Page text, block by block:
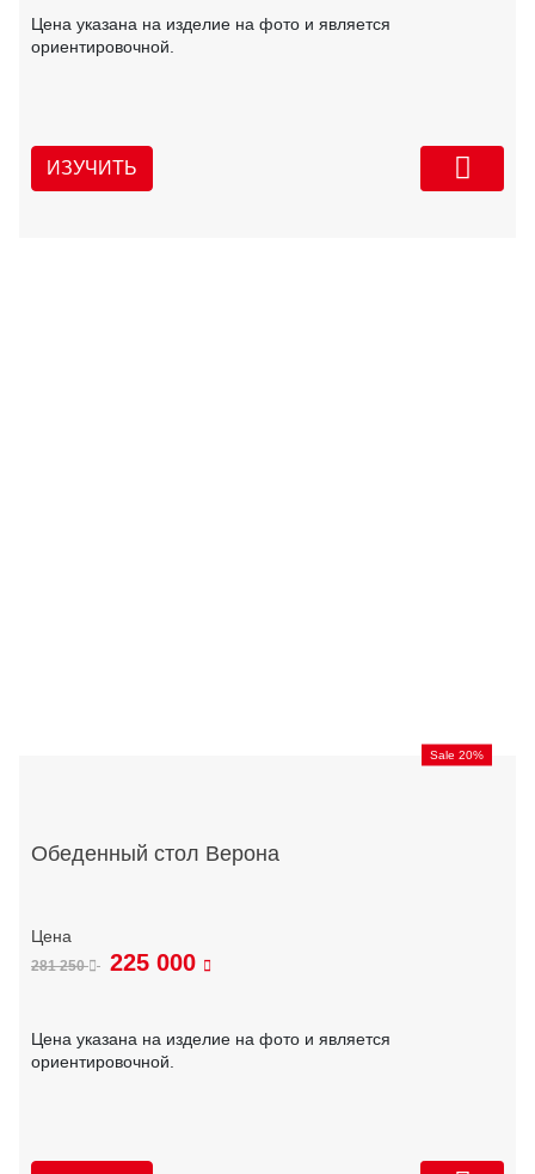
Цена указана на изделие на фото и является
ориентировочной.
ИЗУЧИТЬ
Sale 20%
Обеденный стол Верона
281 250 225 000
Цена указана на изделие на фото и является
ориентировочной.